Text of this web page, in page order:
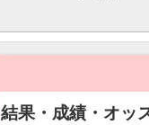
結果・成績・オッ